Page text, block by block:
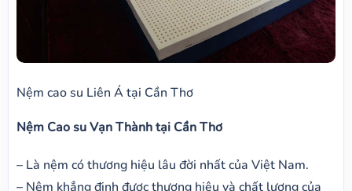
Nệm cao su Liên Á tại Cần Thơ
Nệm Cao su Vạn Thànhtại Cần Thơ
– Là nệm có thương hiệu lâu đời nhất của Việt Nam.
– Nệm khẳng định được thương hiệu và chất lượng của